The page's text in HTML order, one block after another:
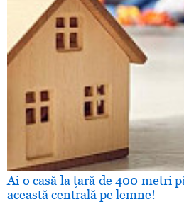
Ai o casă la ţară de 400 metri
această centrală pe lemne!